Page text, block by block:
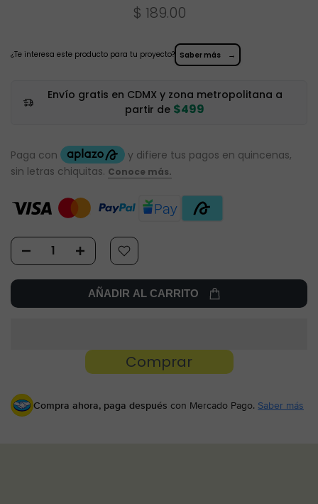
$ 189.00
¿Te interesa este producto para tu proyecto? Saber más →
Envío gratis en CDMX y zona metropolitana a
partir de $499
AÑADIR AL CARRITO
Compra ahora, paga después con Mercado Pago. Saber más